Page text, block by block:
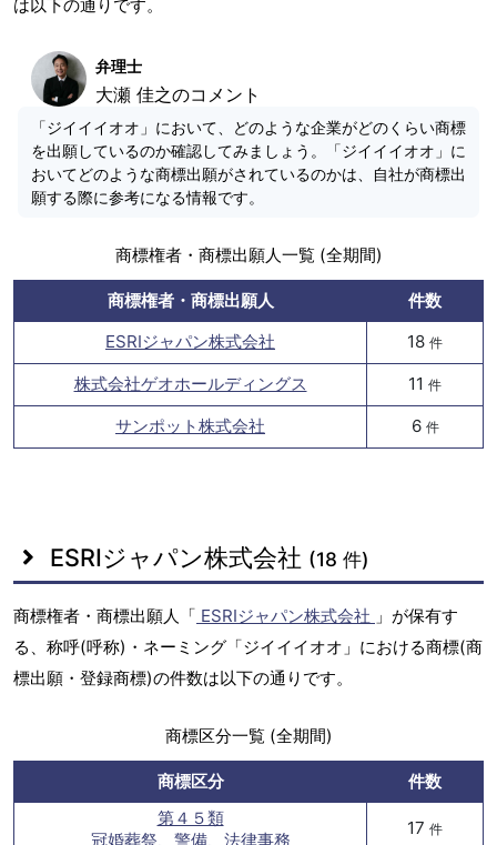
は以下の通りです。
弁理士
大瀬 佳之のコメント
「ジイイイオオ」において、どのような企業がどのくらい商標
を出願しているのか確認してみましょう。「ジイイイオオ」に
おいてどのような商標出願がされているのかは、自社が商標出
願する際に参考になる情報です。
商標権者・商標出願人一覧 (全期間)
商標権者・商標出願人
件数
ESRIジャパン株式会社
18 件
株式会社ゲオホールディングス 11 件
サンポット株式会社 6 件
ESRIジャパン株式会社 (18 件)
商標権者・商標出願人「 ESRIジャパン株式会社 」が保有す
る、称呼(呼称)・ネーミング「ジイイイオオ」における商標(商
標出願・登録商標)の件数は以下の通りです。
商標区分一覧 (全期間)
商標区分
件数
第４５類
冠婚葬祭、警備、法律事務
17 件